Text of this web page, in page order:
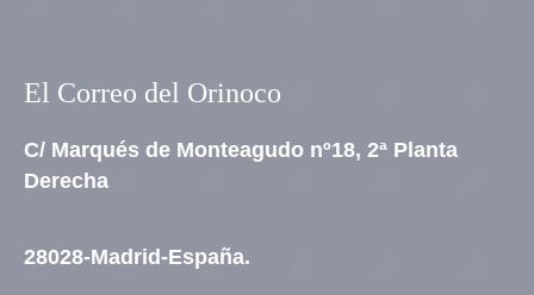
El Correo del Orinoco
C/ Marqués de Monteagudo nº18, 2ª Planta
Derecha
28028-Madrid-España.